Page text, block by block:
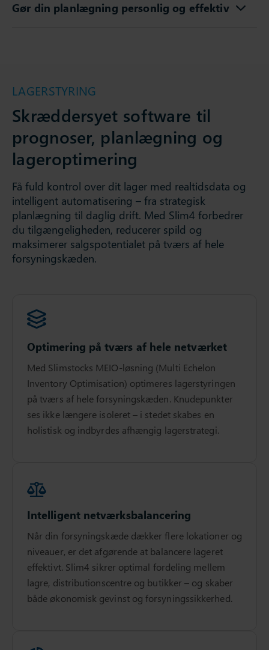
Gør din planlægning personlig og effektiv
LAGERSTYRING
Skræddersyet software til
prognoser, planlægning og
lageroptimering
Få fuld kontrol over dit lager med realtidsdata og
intelligent automatisering – fra strategisk
planlægning til daglig drift. Med Slim4 forbedrer
du tilgængeligheden, reducerer spild og
maksimerer salgspotentialet på tværs af hele
forsyningskæden.
Optimering på tværs af hele netværket
Med Slimstocks MEIO-løsning (Multi Echelon
Inventory Optimisation) optimeres lagerstyringen
på tværs af hele forsyningskæden. Knudepunkter
ses ikke længere isoleret – i stedet skabes en
holistisk og indbyrdes afhængig lagerstrategi.
Intelligent netværksbalancering
Når din forsyningskæde dækker flere lokationer og
niveauer, er det afgørende at balancere lageret
effektivt. Slim4 sikrer optimal fordeling mellem
lagre, distributionscentre og butikker – og skaber
både økonomisk gevinst og forsyningssikkerhed.